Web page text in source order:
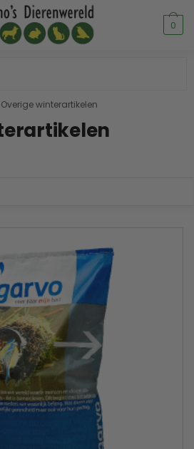
0
Overige winterartikelen